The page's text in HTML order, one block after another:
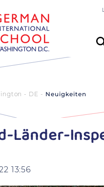
- DE Neuigkeiten
Länder-
13:56